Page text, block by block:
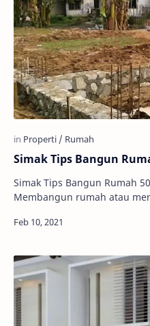
Simak Tips Bangun
Simak Tips Bangun Rumah
Membangun rumah atau
ketersedi…